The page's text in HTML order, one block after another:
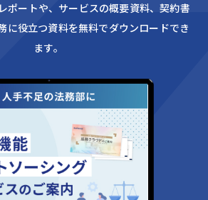
ポートや、サービスの概要資料、契約書
に役立つ資料を無料でダウンロードでき
ます。